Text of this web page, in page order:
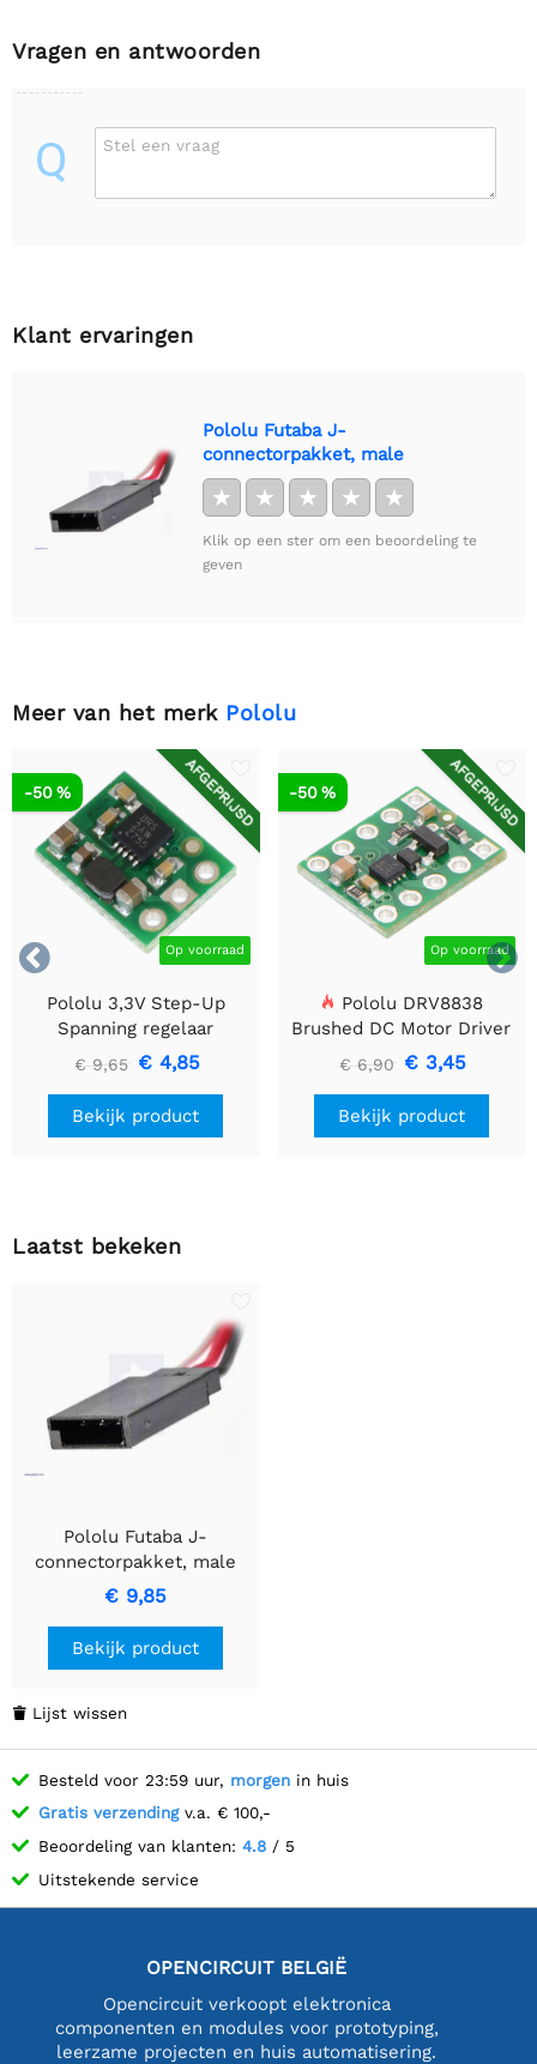
Vragen en antwoorden
Q Stel een vraag
Klant ervaringen
Pololu Futaba J-
connectorpakket, male
★ ★ ★ ★ ★
Klik op een ster om een beoordeling te
geven
Meer van het merk Pololu


AFGEPRIJSD
Op voorraad
-50 %
Pololu 3,3V Step-Up
Spanning regelaar
U1V10F3
€ 9,65 € 4,85
Bekijk product
AFGEPRIJSD
Op voorraad
-50 %
Pololu DRV8838
Brushed DC Motor Driver
€ 6,90 € 3,45
Bekijk product
Laatst bekeken
Pololu Futaba J-
connectorpakket, male
€ 9,85
Bekijk product
 Lijst wissen
Besteld voor 23:59 uur, morgen in huis
Gratis verzendingv.a. € 100,-
Beoordeling van klanten: 4.8 / 5
Uitstekende service
OPENCIRCUIT BELGIË
Opencircuit verkoopt elektronica
componenten en modules voor prototyping,
leerzame projecten en huis automatisering.